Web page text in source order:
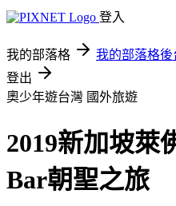
登入
我的部落格 我的部落格後
登出
奧少年遊台灣 國外旅遊
2019新加坡萊
Bar朝聖之旅